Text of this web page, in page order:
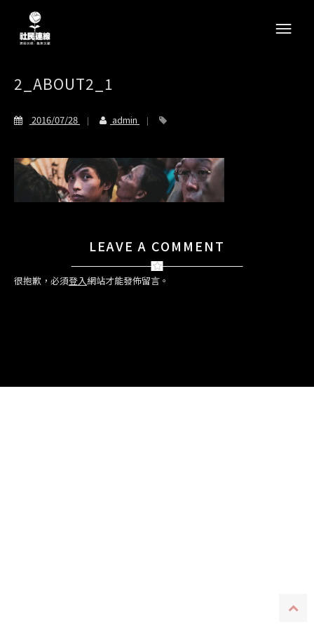
2_ABOUT2_1
2016/07/28 admin
LEAVE A COMMENT
很抱歉，必須登入網站才能發佈留言。